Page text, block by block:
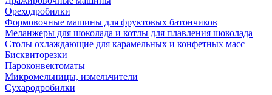
Ореходробилки
Формовочные машины для фруктовых батончиков
Меланжеры для шоколада и котлы для плавления шоколада
Столы охлаждающие для карамельных и конфетных масс
Бисквиторезки
Пароконвектоматы
Микромельницы, измельчители
Сухародробилки